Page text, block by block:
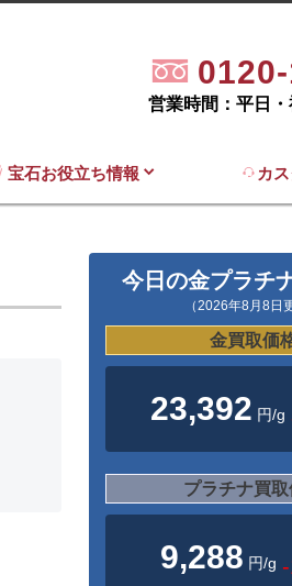
営業時間：平日
宝石お役立ち情報 カ
今日の金プラチ
（2026年8月8日
金買取価
23,392 円/g
プラチナ買
9,288 円/g